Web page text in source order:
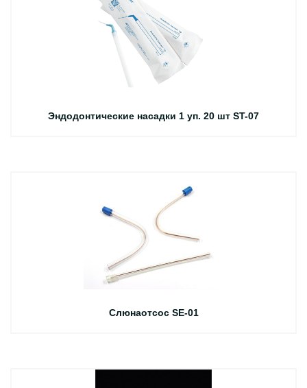
Эндодонтические насадки 1 уп. 20 шт ST-07
Слюнаотсос SE-01